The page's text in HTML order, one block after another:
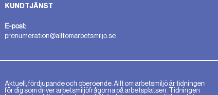
KUNDTJÄNST
E-post:
prenumeration@alltomarbetsmiljo.se
Aktuell, fördjupande och oberoende. Allt om arbetsmiljö är tidningen
för dig som driver arbetsmiljöfrågorna på arbetsplatsen. Tidningen